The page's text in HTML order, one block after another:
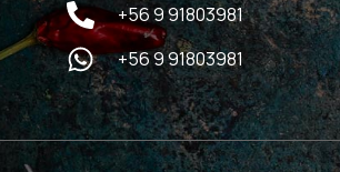
+56 9 91803981
+56 9 91803981